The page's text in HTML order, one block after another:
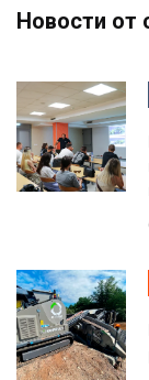
Новости от